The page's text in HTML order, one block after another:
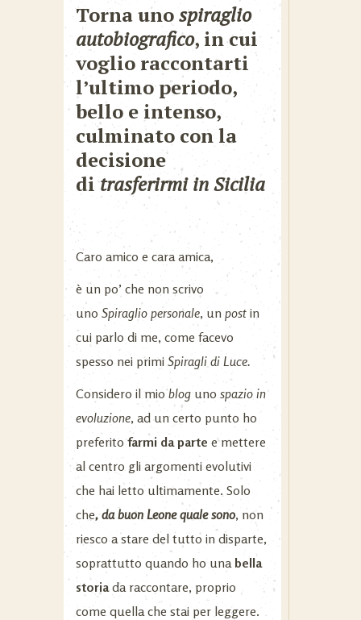
Torna unospiraglio
autobiografico, in cui
voglio raccontarti
l’ultimo periodo,
bello e intenso,
culminato con la
decisione
ditrasferirmi in Sicilia
Caro amico e cara amica,
è un po’ che non scrivo
uno Spiraglio personale, un post in
cui parlo di me, come facevo
spesso nei primi Spiragli di Luce.
Considero il mioblog uno spazio in
evoluzione, ad un certo punto ho
preferitofarmi da parte e mettere
al centro gli argomenti evolutivi
che hai letto ultimamente. Solo
che, da buon Leone quale sono, non
riesco a stare del tutto in disparte,
soprattutto quando ho una bella
storiada raccontare, proprio
come quella che stai per leggere.